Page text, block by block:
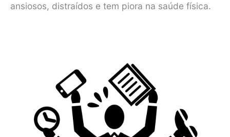
ansiosos, distraídos e tem piora na saúde física.